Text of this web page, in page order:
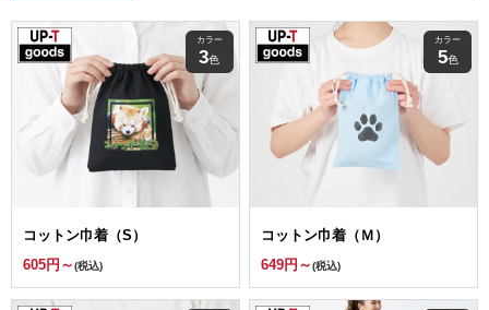
コットン巾着（S）
605円～(税込)
カラー
3色
コットン巾着（Ｍ）
649円～(税込)
カラー
5色